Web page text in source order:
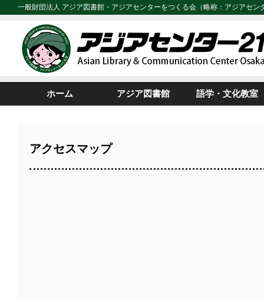
一般財団法人 アジア図書館・アジアセンターをつくる会（略称：アジアセ
ホーム アジア図書館 語学・文化教室
アクセスマップ